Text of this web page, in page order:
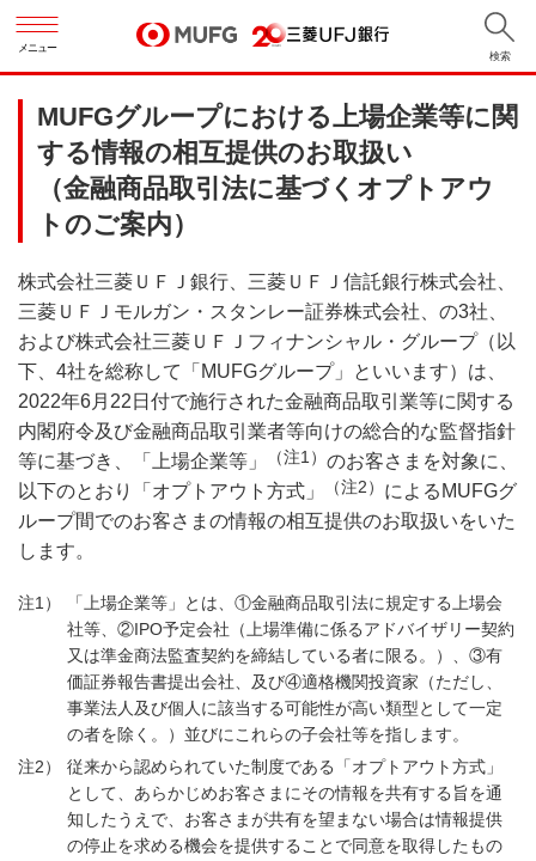
メニュー
検索
MUFGグループにおける上場企業等に関
する情報の相互提供のお取扱い
（金融商品取引法に基づくオプトアウ
トのご案内）
株式会社三菱ＵＦＪ銀行、三菱ＵＦＪ信託銀行株式会社、
三菱ＵＦＪモルガン・スタンレー証券株式会社、の3社、
および株式会社三菱ＵＦＪフィナンシャル・グループ（以
下、4社を総称して「MUFGグループ」といいます）は、
2022年6月22日付で施行された金融商品取引業等に関する
内閣府令及び金融商品取引業者等向けの総合的な監督指針
等に基づき、「上場企業等」
（注1） のお客さまを対象に、
以下のとおり「オプトアウト方式」
（注2） によるMUFGグ
ループ間でのお客さまの情報の相互提供のお取扱いをいた
します。
「上場企業等」とは、①金融商品取引法に規定する上場会
社等、②IPO予定会社（上場準備に係るアドバイザリー契約
又は準金商法監査契約を締結している者に限る。）、③有
価証券報告書提出会社、及び④適格機関投資家（ただし、
事業法人及び個人に該当する可能性が高い類型として一定
の者を除く。）並びにこれらの子会社等を指します。
従来から認められていた制度である「オプトアウト方式」
として、あらかじめお客さまにその情報を共有する旨を通
知したうえで、お客さまが共有を望まない場合は情報提供
の停止を求める機会を提供することで同意を取得したもの